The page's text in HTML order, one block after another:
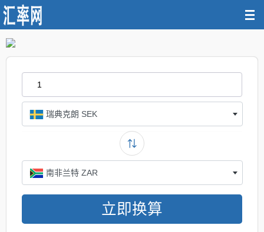
瑞典克朗 SEK
南非兰特 ZAR
立即换算